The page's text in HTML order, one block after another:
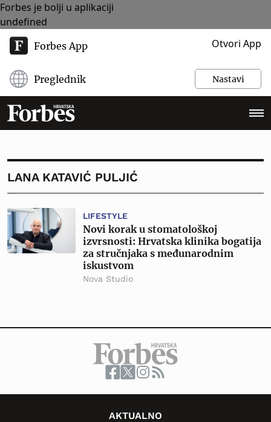
Forbes je bolji u aplikaciji
undefined
Forbes App Otvori App
Preglednik Nastavi
LANA KATAVIĆ PULJIĆ
LIFESTYLE
Novi korak u stomatološkoj
izvrsnosti: Hrvatska klinika bogatija
za stručnjaka s međunarodnim
iskustvom
Nova Studio
AKTUALNO